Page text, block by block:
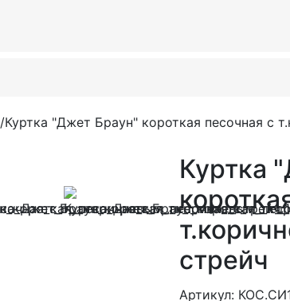
/Куртка "Джет Браун" короткая песочная с
Куртка
стрейч
Артикул: